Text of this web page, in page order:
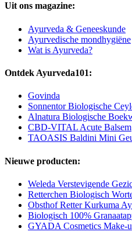
Uit ons magazine:
Ayurveda & Geneeskunde
Ayurvedische mondhygiëne
Wat is Ayurveda?
Ontdek Ayurveda101:
Govinda
Sonnentor Biologische
Alnatura Biologische
CBD-VITAL Acute Balsem
TAOASIS Baldini Mini
Nieuwe producten:
Weleda Verstevigende
Retterchen Biologisch
Obsthof Retter Kurkuma
Biologisch 100%
GYADA Cosmetics Make-